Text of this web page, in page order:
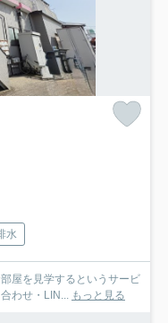
水
屋を見学するというサービ
わせ・LIN... もっと見る